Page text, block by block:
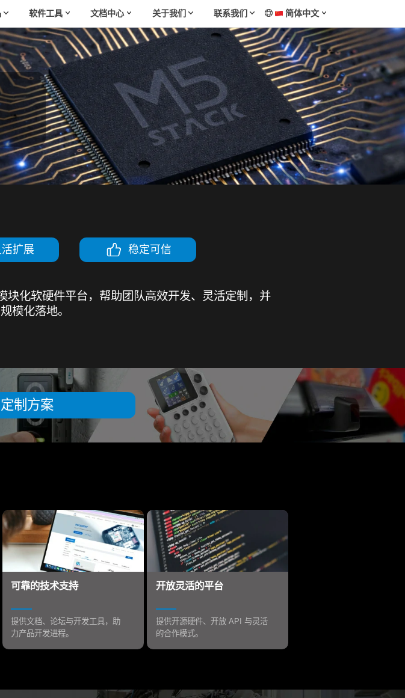
软件工具 文档中心 关于我们 联系我们 简体中文
活扩展 稳定可信
化软硬件平台，帮助团队高效开发、灵活定制，并
模化落地。
制方案
可靠的技术支持
提供文档、论坛与开发工具，助
力产品开发进程。
开放灵活的平台
提供开源硬件、开放 API 与灵活
的合作模式。